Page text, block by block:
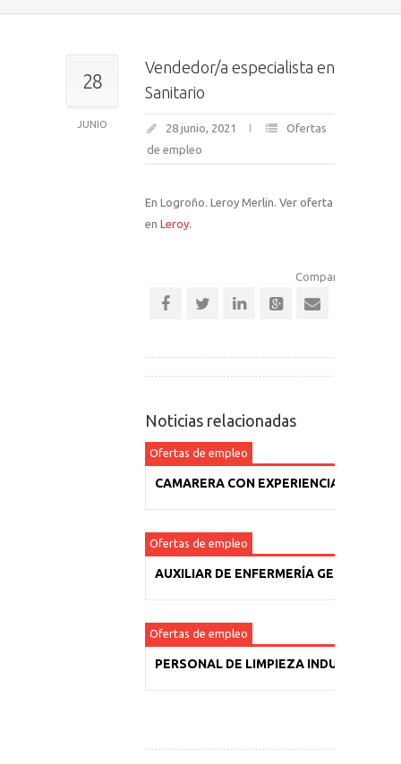
28
JUNIO
Vendedor/a especialista en
Sanitario
28 junio, 2021
Ofertas
de empleo
En Logroño. Leroy Merlin. Ver oferta
en Leroy.
Comparte esta
Noticias relacionadas
Ofertas de empleo
CAMARERA CON EXPERIENCIA
Ofertas de empleo
AUXILIAR DE ENFERMERÍA GERIÁTRICA
Ofertas de empleo
PERSONAL DE LIMPIEZA INDUSTRIAL